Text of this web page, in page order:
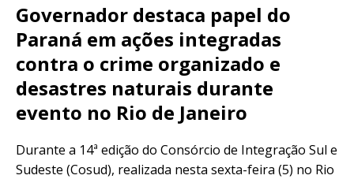
Governador destaca papel do
Paraná em ações integradas
contra o crime organizado e
desastres naturais durante
evento no Rio de Janeiro
Durante a 14ª edição do Consórcio de Integração Sul e
Sudeste (Cosud), realizada nesta sexta-feira (5) no Rio